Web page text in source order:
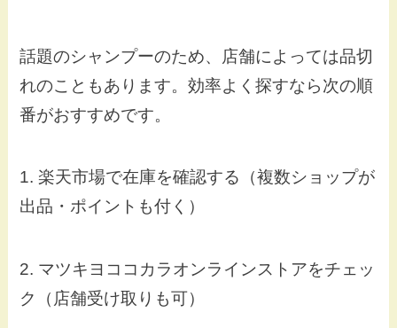
話題のシャンプーのため、店舗によっては品切
れのこともあります。効率よく探すなら次の順
番がおすすめです。
1. 楽天市場で在庫を確認する（複数ショップが
出品・ポイントも付く）
2. マツキヨココカラオンラインストアをチェッ
ク（店舗受け取りも可）